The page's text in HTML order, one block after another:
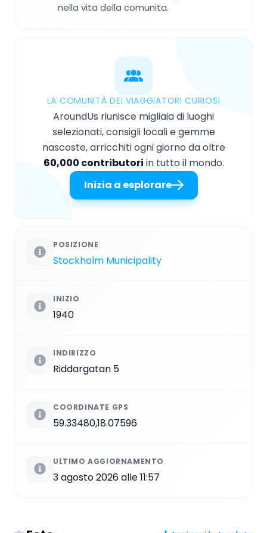
nella vita della comunita.
LA COMUNITÀ DEI VIAGGIATORI CURIOSI
AroundUs riunisce migliaia di luoghi
selezionati, consigli locali e gemme
nascoste, arricchiti ogni giorno da oltre
60,000 contributori in tutto il mondo.
Inizia a esplorare
POSIZIONE
Stockholm Municipality
INIZIO
1940
INDIRIZZO
Riddargatan 5
COORDINATE GPS
59.33480,18.07596
ULTIMO AGGIORNAMENTO
3 agosto 2026 alle 11:57